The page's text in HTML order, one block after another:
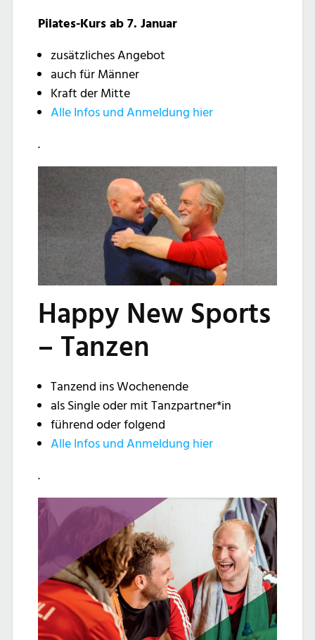
Pilates-Kurs ab 7. Januar
zusätzliches Angebot
auch für Männer
Kraft der Mitte
Alle Infos und Anmeldung hier
.
Happy New Sports
– Tanzen
Tanzend ins Wochenende
als Single oder mit Tanzpartner*in
führend oder folgend
Alle Infos und Anmeldung hier
.